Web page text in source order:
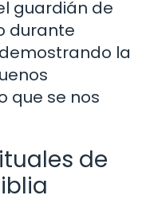
guardián de
durante
la
que se nos
de